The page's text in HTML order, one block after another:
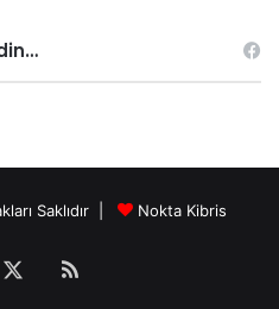
Saklıdır | Nokta Kibris